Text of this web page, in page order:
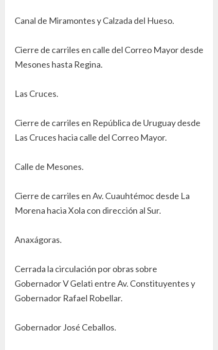
Canal de Miramontes y Calzada del Hueso.
Cierre de carriles en calle del Correo Mayor desde
Mesones hasta Regina.
Las Cruces.
Cierre de carriles en República de Uruguay desde
Las Cruces hacia calle del Correo Mayor.
Calle de Mesones.
Cierre de carriles en Av. Cuauhtémoc desde La
Morena hacia Xola con dirección al Sur.
Anaxágoras.
Cerrada la circulación por obras sobre
Gobernador V Gelati entre Av. Constituyentes y
Gobernador Rafael Robellar.
Gobernador José Ceballos.